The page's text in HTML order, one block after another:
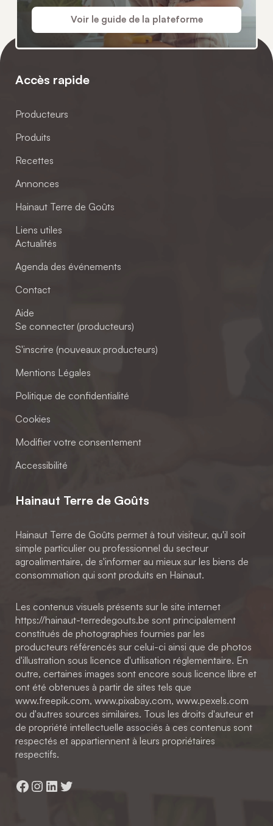
Voir le guide de la plateforme
Accès rapide
Producteurs
Produits
Recettes
Annonces
Hainaut Terre de Goûts
Liens utiles
Actualités
Agenda des événements
Contact
Aide
Se connecter (producteurs)
S'inscrire (nouveaux producteurs)
Mentions Légales
Politique de confidentialité
Cookies
Modifier votre consentement
Accessibilité
Hainaut Terre de Goûts
Hainaut Terre de Goûts permet à tout visiteur, qu'il soit
simple particulier ou professionnel du secteur
agroalimentaire, de s'informer au mieux sur les biens de
consommation qui sont produits en Hainaut.
Les contenus visuels présents sur le site internet
https://hainaut-terredegouts.be sont principalement
constitués de photographies fournies par les
producteurs référencés sur celui-ci ainsi que de photos
d'illustration sous licence d'utilisation réglementaire. En
outre, certaines images sont encore sous licence libre et
ont été obtenues à partir de sites tels que
www.freepik.com, www.pixabay.com, www.pexels.com
ou d'autres sources similaires. Tous les droits d'auteur et
de propriété intellectuelle associés à ces contenus sont
respectés et appartiennent à leurs propriétaires
respectifs.
Facebook
Instagram
LinkedIn
Twitter